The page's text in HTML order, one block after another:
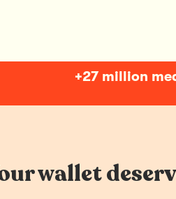
+27 million
wallet